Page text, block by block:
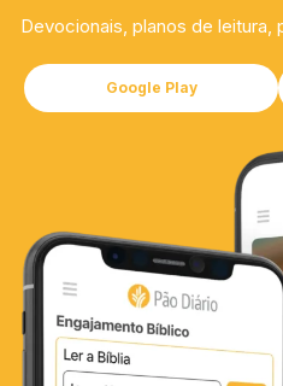
Devocionais, planos de leitura,
Google Play